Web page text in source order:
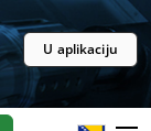
U aplikaciju